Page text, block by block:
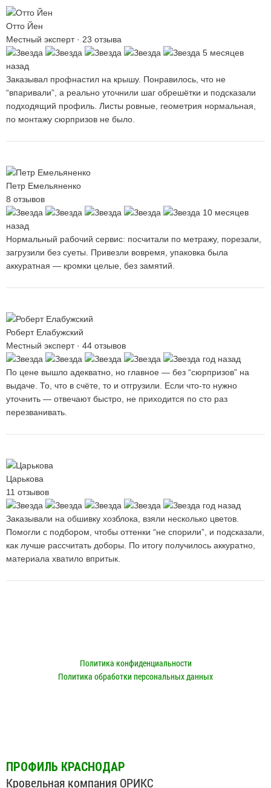
Отто Йен
Местный эксперт · 23 отзыва
5 месяцев
назад
Заказывал профнастил на крышу. Понравилось, что не
“впаривали”, а реально уточнили шаг обрешётки и подсказали
подходящий профиль. Листы ровные, геометрия нормальная,
по монтажу сюрпризов не было.
Петр Емельяненко
8 отзывов
10 месяцев
назад
Нормальный рабочий сервис: посчитали по метражу, порезали,
загрузили без суеты. Привезли вовремя, упаковка была
аккуратная — кромки целые, без замятий.
Роберт Елабужский
Местный эксперт · 44 отзывов
год назад
По цене вышло адекватно, но главное — без “сюрпризов” на
выдаче. То, что в счёте, то и отгрузили. Если что-то нужно
уточнить — отвечают быстро, не приходится по сто раз
перезванивать.
Царькова
11 отзывов
год назад
Заказывали на обшивку хозблока, взяли несколько цветов.
Помогли с подбором, чтобы оттенки “не спорили”, и подсказали,
как лучше рассчитать доборы. По итогу получилось аккуратно,
материала хватило впритык.
Политика конфиденциальности
Политика обработки персональных данных
ПРОФИЛЬ КРАСНОДАР
Кровельная компания ОРИКС